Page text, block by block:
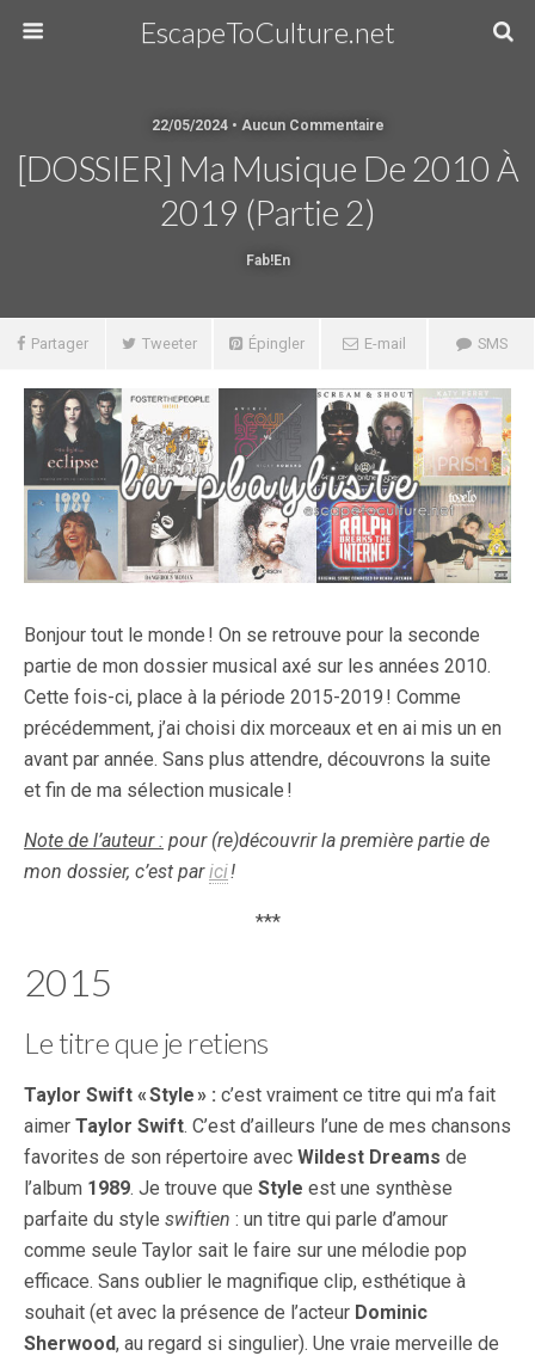
EscapeToCulture.net
22/05/2024 • Aucun Commentaire
[DOSSIER] Ma Musique De 2010 À
2019 (partie 2)
Fab!en
Partager Tweeter Épingler E-mail SMS
Bonjour tout le monde ! On se retrouve pour la seconde
partie de mon dossier musical axé sur les années 2010.
Cette fois-ci, place à la période 2015-2019 ! Comme
précédemment, j’ai choisi dix morceaux et en ai mis un en
avant par année. Sans plus attendre, découvrons la suite
et fin de ma sélection musicale !
Note de l’auteur : pour (re)découvrir la première partie de
mon dossier, c’est parici!
***
2015
Le titre que je retiens
Taylor Swift « Style » : c’est vraiment ce titre qui m’a fait
aimer Taylor Swift. C’est d’ailleurs l’une de mes chansons
favorites de son répertoire avec Wildest Dreams de
l’album 1989. Je trouve que Style est une synthèse
parfaite du style swiftien : un titre qui parle d’amour
comme seule Taylor sait le faire sur une mélodie pop
efficace. Sans oublier le magnifique clip, esthétique à
souhait (et avec la présence de l’acteur Dominic
Sherwood, au regard si singulier). Une vraie merveille de